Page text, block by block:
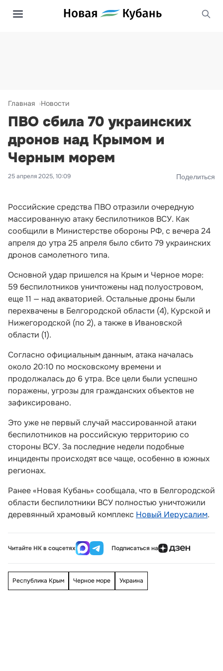
Главная Новости
ПВО сбила 70 украинских
дронов над Крымом и
Черным морем
25 апреля 2025, 10:09 Поделиться
Российские средства ПВО отразили очередную
массированную атаку беспилотников ВСУ. Как
сообщили в Министерстве обороны РФ, с вечера 24
апреля до утра 25 апреля было сбито 79 украинских
дронов самолетного типа.
Основной удар пришелся на Крым и Черное море:
59 беспилотников уничтожены над полуостровом,
еще 11 — над акваторией. Остальные дроны были
перехвачены в Белгородской области (4), Курской и
Нижегородской (по 2), а также в Ивановской
области (1).
Согласно официальным данным, атака началась
около 20:10 по московскому времени и
продолжалась до 6 утра. Все цели были успешно
поражены, угрозы для гражданских объектов не
зафиксировано.
Это уже не первый случай массированной атаки
беспилотников на российскую территорию со
стороны ВСУ. За последние недели подобные
инциденты происходят все чаще, особенно в южных
регионах.
Ранее «Новая Кубань» сообщала, что в Белгородской
области беспилотники ВСУ полностью уничтожили
деревянный храмовый комплекс Новый Иерусалим.
Читайте НК в соцсетях Подписаться на
Республика Крым Черное море Украина